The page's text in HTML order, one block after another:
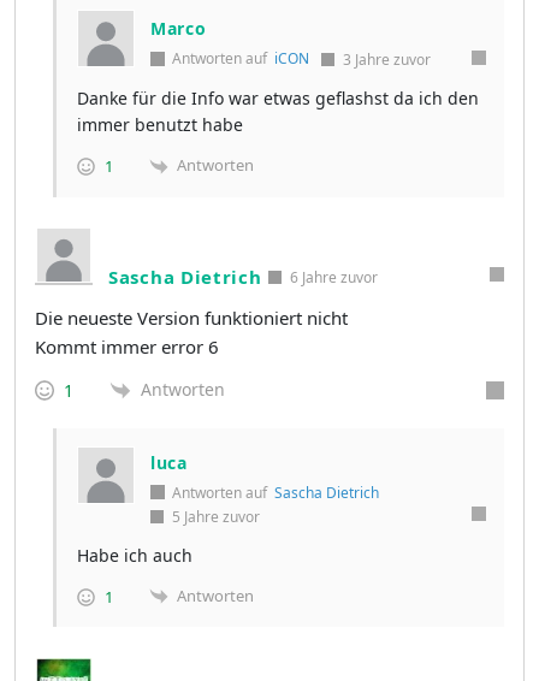
Marco
Antworten auf iCON 3 Jahre zuvor
Danke für die Info war etwas geflashst da ich den
immer benutzt habe
1 Antworten
Sascha Dietrich 6 Jahre zuvor
Die neueste Version funktioniert nicht
Kommt immer error 6
1 Antworten
luca
Antworten auf Sascha Dietrich
5 Jahre zuvor
Habe ich auch
1 Antworten